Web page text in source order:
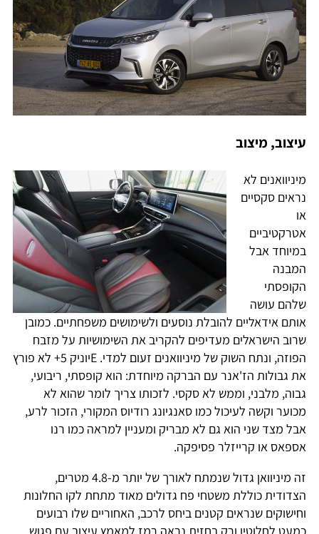
עיצוב, מיצוב
מיניוואנים לא
נראים סקסיים
או
אטרקטיביים
במיוחד אבל
המבנה
הקופסתי
שלהם עושה
אותם אידאליים להובלת נוסעים ולשימושים משפחתיים. כמובן
שרוב הישראלים מעדיפים להקריב את השימושיות על מזבח
הפוזה, ונתח השוק של מיניוואנים זעום למדי. Eיוניק 5+ לא פורץ
את גבולות הז'אנר עם הברקה מיוחדת: הוא קופסתי, ריבועי,
גבוה, מלבני, וממש לא סקסי. לזכותו צריך לומר שהוא לא
מכוער וקשה לעיכול כמו סאנגיונג רודיוס המקורי, הזכור לרע,
אבל מצד שני הוא גם לא מבריק ומעניין למראה כמו רנו
אספאס או קרייזלר פסיפקה.
זה מיניוואן גדול שנמתח לאורך של יותר מ-4.8 מטרים,
הצדודית כוללת משטחי פח גדולים מאוד מתחת לקו החלונות
וחישוקים שנראים קטנים ביחס לרכב, האחוריים שלו רבועים
כמעט לחלוטין ורק בחזית נראה רמז למאמץ עיצוב עם פגוש